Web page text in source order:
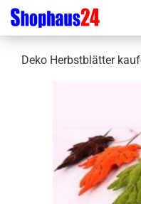
Deko Herbstblätter